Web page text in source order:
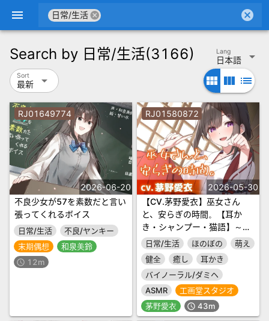
menu 日常/生活cancel cancel
Search by 日常/生活(3166) 日本語
Lang arrow_drop_down
最新
Sort arrow_drop_down view_module view_column list
RJ01649774
2026-06-20
不良少女が57を素数だと言い
張ってくれるボイス
日常/生活
不良/ヤンキー
末期偶想
和泉美鈴
schedule 12m
RJ01580872
2026-05-30
【CV.茅野愛衣】巫女さん
と、安らぎの時間。【耳か
き・シャンプー・猫語】～
『やがて散りゆく鏡の花へ』
ASMR吉積舞編2～
日常/生活 ほのぼの
萌え
健全
癒し
耳かき
バイノーラル/ダミヘ
ASMR
工画堂スタジオ
茅野愛衣
schedule 43m